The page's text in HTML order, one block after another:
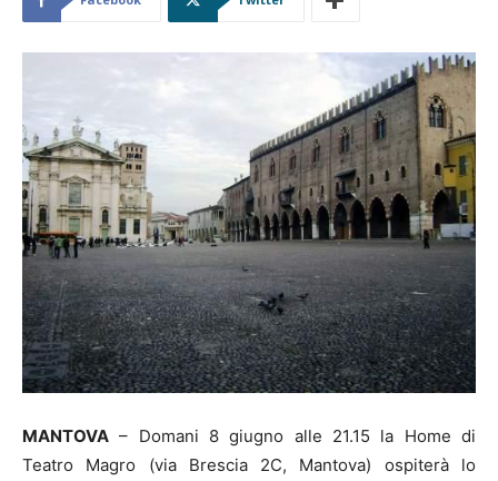
MANTOVA – Domani 8 giugno alle 21.15 la Home di
Teatro Magro (via Brescia 2C, Mantova) ospiterà lo